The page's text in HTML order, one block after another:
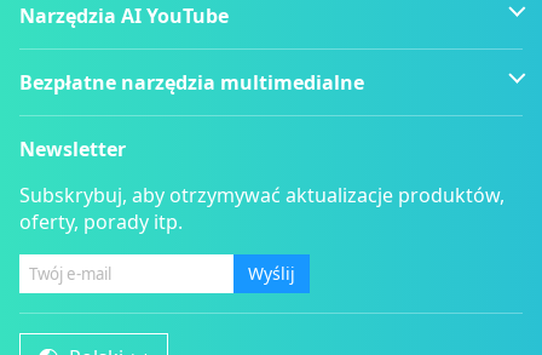
Narzędzia AI YouTube
Bezpłatne narzędzia multimedialne
Newsletter
Subskrybuj, aby otrzymywać aktualizacje produktów,
oferty, porady itp.
Wyślij